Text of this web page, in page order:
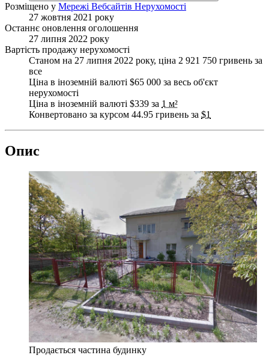
Розміщено у Мережі Вебсайтів Нерухомості
27 жовтня 2021 року
Останнє оновлення оголошення
27 липня 2022 року
Вартість продажу нерухомості
Станом на 27 липня 2022 року, ціна 2 921 750 гривень за
все
Ціна в іноземній валюті $65 000 за весь об'єкт
нерухомості
Ціна в іноземній валюті $339 за 1 м²
Конвертовано за курсом 44.95 гривень за $1
Опис
Продається частина будинку